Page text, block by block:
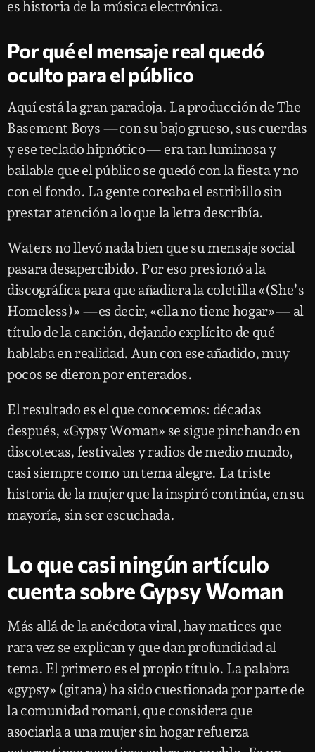
es historia de la música electrónica.
Por qué el mensaje real quedó
oculto para el público
Aquí está la gran paradoja. La producción de The
Basement Boys —con su bajo grueso, sus cuerdas
y ese teclado hipnótico— era tan luminosa y
bailable que el público se quedó con la fiesta y no
con el fondo. La gente coreaba el estribillo sin
prestar atención a lo que la letra describía.
Waters no llevó nada bien que su mensaje social
pasara desapercibido. Por eso presionó a la
discográfica para que añadiera la coletilla «(She’s
Homeless)» —es decir, «ella no tiene hogar»— al
título de la canción, dejando explícito de qué
hablaba en realidad. Aun con ese añadido, muy
pocos se dieron por enterados.
El resultado es el que conocemos: décadas
después, «Gypsy Woman» se sigue pinchando en
discotecas, festivales y radios de medio mundo,
casi siempre como un tema alegre. La triste
historia de la mujer que la inspiró continúa, en su
mayoría, sin ser escuchada.
Lo que casi ningún artículo
cuenta sobre Gypsy Woman
Más allá de la anécdota viral, hay matices que
rara vez se explican y que dan profundidad al
tema. El primero es el propio título. La palabra
«gypsy» (gitana) ha sido cuestionada por parte de
la comunidad romaní, que considera que
asociarla a una mujer sin hogar refuerza